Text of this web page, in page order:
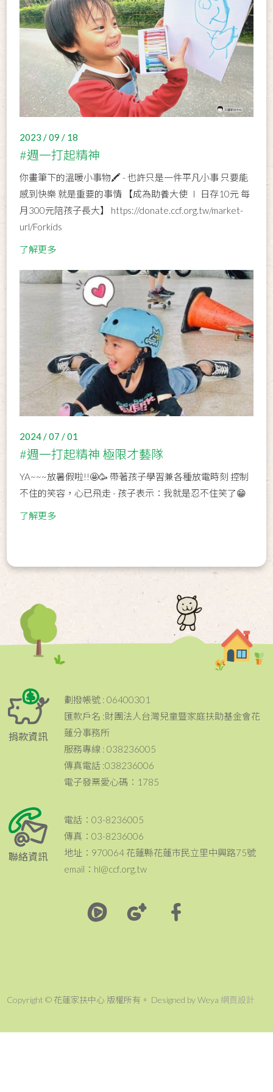
2023 / 09 / 18
#週一打起精神
你畫筆下的溫暖小事物🖍 - 也許只是一件平凡小事 只要能
感到快樂 就是重要的事情 【成為助養大使 ∣ 日存10元 每
月300元陪孩子長大】 https://donate.ccf.org.tw/market-
url/Forkids
了解更多
2024 / 07 / 01
#週一打起精神 極限才藝隊
YA~~~放暑假啦!!🤩🥳 帶著孩子學習兼各種放電時刻 控制
不住的笑容，心已飛走 - 孩子表示：我就是忍不住笑了😁
了解更多
捐款資訊
劃撥帳號 : 06400301
匯款戶名 :財團法人台灣兒童暨家庭扶助基金會花
蓮分事務所
服務專線 : 038236005
傳真電話 :038236006
電子發票愛心碼：1785
聯絡資訊
電話：03-8236005
傳真：03-8236006
地址：970064 花蓮縣花蓮市民立里中興路75號
email：hl@ccf.org.tw
Copyright © 花蓮家扶中心 版權所有。 Designed by Weya 網頁設計